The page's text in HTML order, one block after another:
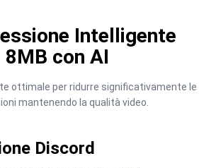
Intelligente
8MB con AI
ottimale per ridurre significativamente le
mantenendo la qualità video.
Discord